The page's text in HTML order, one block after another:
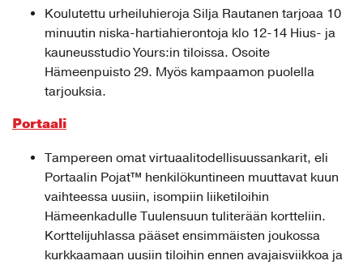
Koulutettu urheiluhieroja Silja Rautanen tarjoaa 10
minuutin niska-hartiahierontoja klo 12-14 Hius- ja
kauneusstudio Yours:in tiloissa. Osoite
Hämeenpuisto 29. Myös kampaamon puolella
tarjouksia.
Portaali
Tampereen omat virtuaalitodellisuussankarit, eli
Portaalin Pojat™ henkilökuntineen muuttavat kuun
vaihteessa uusiin, isompiin liiketiloihin
Hämeenkadulle Tuulensuun tuliterään kortteliin.
Korttelijuhlassa pääset ensimmäisten joukossa
kurkkaamaan uusiin tiloihin ennen avajaisviikkoa ja